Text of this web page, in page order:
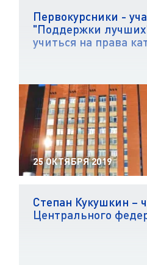
Первокурсники -
"Поддержки
учиться на права
25 ОКТЯБРЯ 2019
Степан Кукушкин –
Центрального